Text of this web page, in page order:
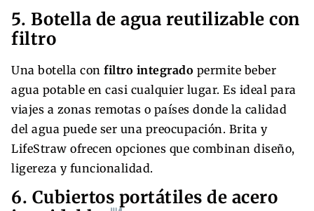
5. Botella de agua reutilizable con
filtro
Una botella con filtro integrado permite beber
agua potable en casi cualquier lugar. Es ideal para
viajes a zonas remotas o países donde la calidad
del agua puede ser una preocupación. Brita y
LifeStraw ofrecen opciones que combinan diseño,
ligereza y funcionalidad.
6. Cubiertos portátiles de acero